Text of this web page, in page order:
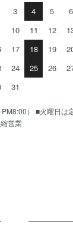
3 4 5 6
10 11 12
17 18 19
24 25 26
31
） ■火曜日
営業